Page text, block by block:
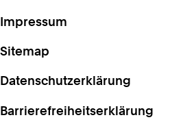
Impressum
Sitemap
Datenschutzerklärung
Barrierefreiheitserklärung